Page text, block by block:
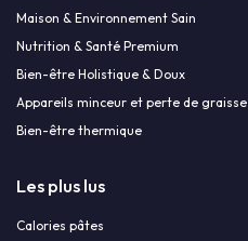
Maison & Environnement Sain
Nutrition & Santé Premium
Bien-être Holistique & Doux
Appareils minceur et perte de graisse
Bien-être thermique
Les plus lus
Calories pâtes